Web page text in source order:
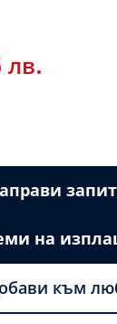
лв.
на
към